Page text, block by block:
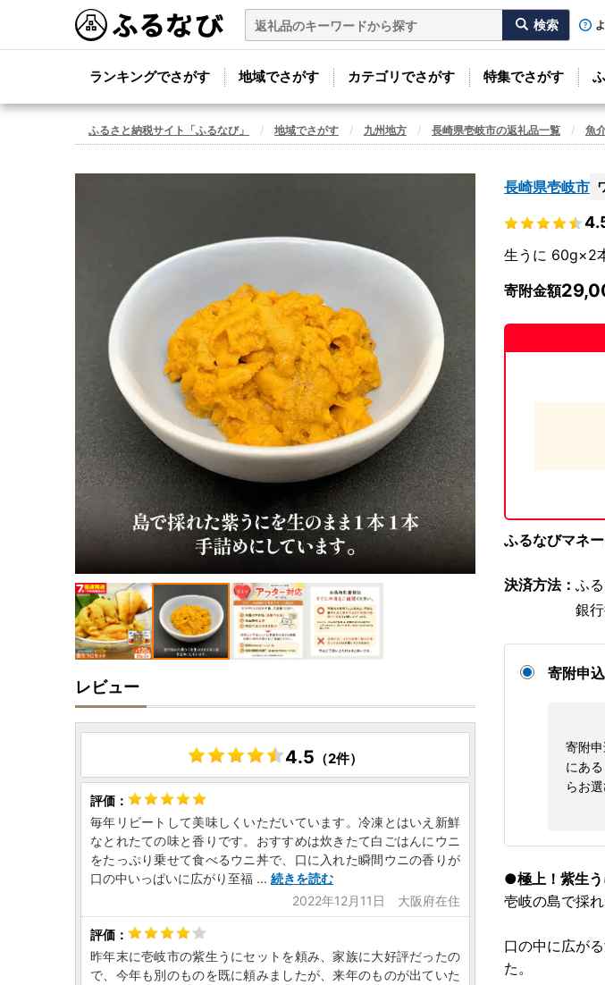
ランキングでさがす 地域でさがす カテゴリでさがす 特集でさがす
ふるさと納税サイト「ふるなび」 地域でさがす 九州地方 長崎県壱岐市の返礼品一覧 魚
長崎県壱岐市
生うに 60g×2
寄附金額
ふるなびマネ
決済方法： ふ
銀
寄附申
寄附
にあ
らお選
●極上！紫生
壱岐の島で採
口の中に広が
た。
レビュー
4.5 （2件）
毎年リピートして美味しくいただいています。冷凍とはいえ新鮮
なとれたての味と香りです。おすすめは炊きたて白ごはんにウニ
をたっぷり乗せて食べるウニ丼で、口に入れた瞬間ウニの香りが
口の中いっぱいに広がり至福 ... 続きを読む
2022年12月11日 大阪府在住
昨年末に壱岐市の紫生うにセットを頼み、家族に大好評だったの
で、今年も別のものを既に頼みましたが、来年のものが出ていた